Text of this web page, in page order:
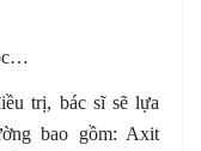
trị, bác sĩ sẽ lựa
bao gồm: Axit